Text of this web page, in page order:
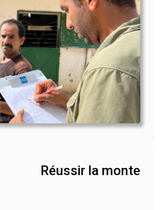
Réussir la monte